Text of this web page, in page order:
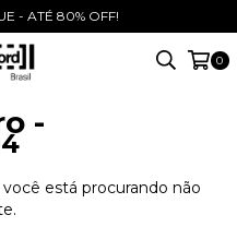
- ATÉ 80% OFF!
0
-
está procurando não